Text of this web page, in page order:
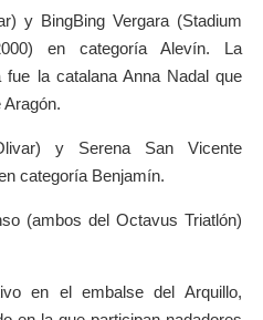
y BingBing Vergara (Stadium
en categoría Alevín. La
la catalana Anna Nadal que
y Serena San Vicente
categoría Benjamín.
(ambos del Octavus Triatlón)
en el embalse del Arquillo,